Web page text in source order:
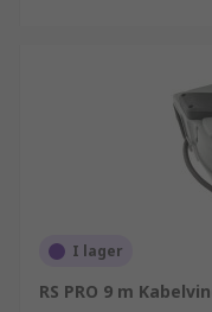
I lager
RS PRO 9 m